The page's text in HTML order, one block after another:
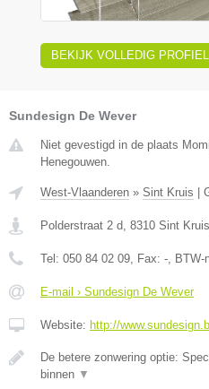
BEKIJK VOLLEDIG PROFIEL
Sundesign De Wever
Niet gevestigd in de plaats
Henegouwen.
West-Vlaanderen » Sint Kruis
Polderstraat 2 d, 8310 Sint Kruis
Tel: 050 84 02 09, Fax: -, BTW-
E-mail › Sundesign De Wever
Website: http://
De betere zonwering optie:
binnen ▼